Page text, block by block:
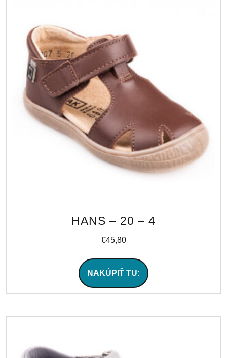
HANS – 20 – 4
€45,80
NAKÚPIŤ TU: